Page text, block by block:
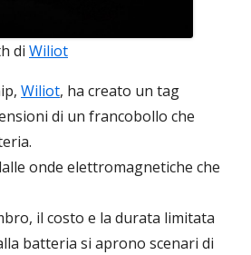
di Wiliot
Wiliot, ha creato un tag
di un francobollo che
onde elettromagnetiche che
il costo e la durata limitata
batteria si aprono scenari di